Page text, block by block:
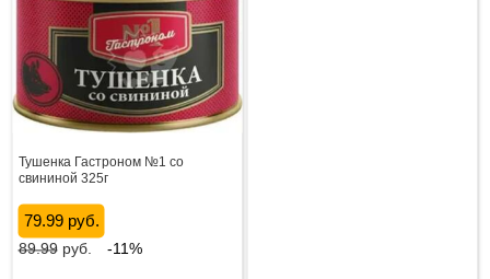
Тушенка Гастроном №1 со
свининой 325г
79.99 руб.
89.99руб. -11%